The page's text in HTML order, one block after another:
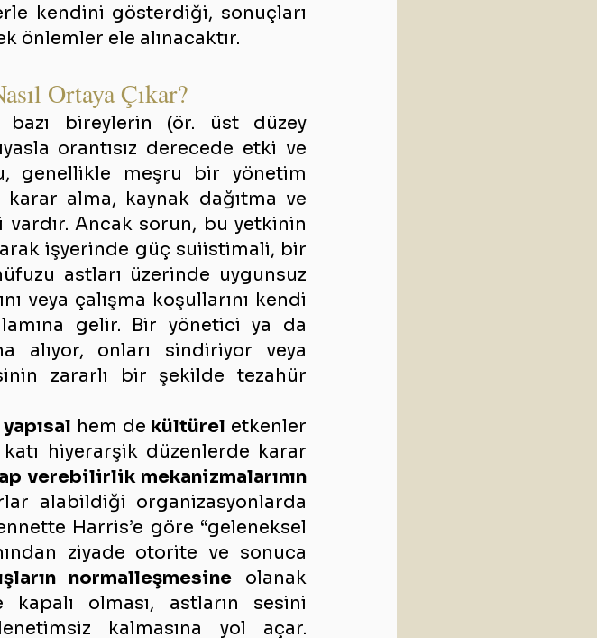
kendini gösterdiği, sonuçları
önlemler ele alınacaktır.
Ortaya Çıkar?
bireylerin (ör. üst düzey
orantısız derecede etki ve
genellikle meşru bir yönetim
alma, kaynak dağıtma ve
işyerinde güç suiistimali, bir
astları üzerinde uygunsuz
veya çalışma koşullarını kendi
gelir. Bir yönetici ya da
alıyor, onları sindiriyor veya
zararlı bir şekilde tezahür
yapısal hem de kültürel etkenler
katı hiyerarşik düzenlerde karar
verebilirlik mekanizmalarının
alabildiği organizasyonlarda
Harris’e göre “geleneksel
ziyade otorite ve sonuca
normalleşmesine olanak
kapalı olması, astların sesini
kalmasına yol açar.